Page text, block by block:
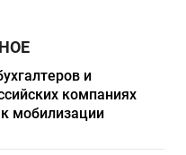
и
компаниях
мобилизации